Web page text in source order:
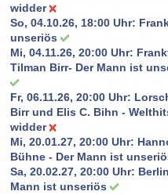
widder
So, 04.10.26, 18:00 Uhr:
unseriös
Mi, 04.11.26, 20:00 Uhr:
Tilman Birr- Der Mann ist
Fr, 06.11.26, 20:00 Uhr:
Birr und Elis C. Bihn -
widder
Mi, 20.01.27, 20:00 Uhr:
Bühne - Der Mann ist
Sa, 20.02.27, 20:00 Uhr:
Mann ist unseriös